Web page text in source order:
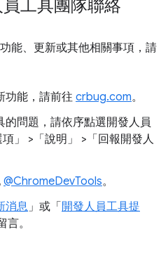
工具團隊聯絡
能、更新或其他相關事項，請
功能，請前往 crbug.com。
的問題，請依序點選開發人員
」 >「說明」
>「回報開發人
@ChromeDevTools。
消息」或「 開發人員工具提
。